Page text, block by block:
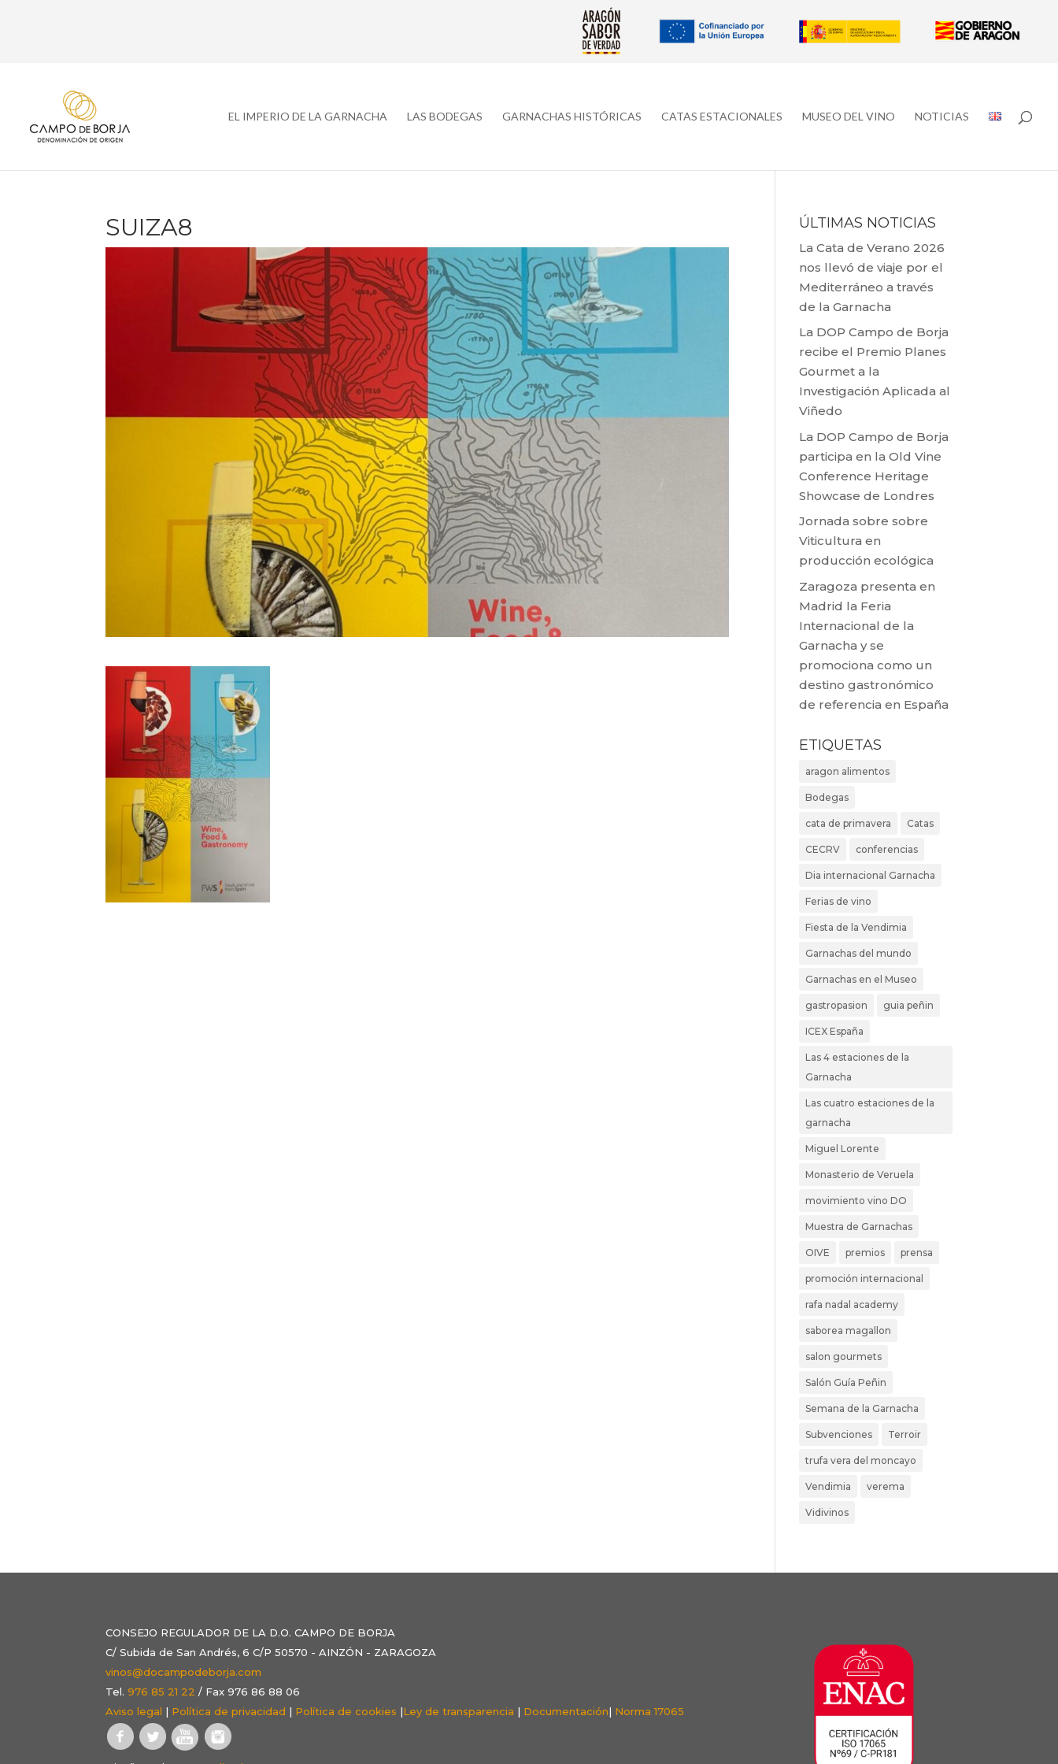
EL IMPERIO DE LA GARNACHA LAS BODEGAS GARNACHAS HISTÓRICAS CATAS ESTACIONALES MUSEO DEL VINO NOTICIAS
SUIZA8 ÚLTIMAS NOTICIAS
La Cata de Verano 2026
nos llevó de viaje por el
Mediterráneo a través
de la Garnacha
La DOP Campo de Borja
recibe el Premio Planes
Gourmet a la
Investigación Aplicada al
Viñedo
La DOP Campo de Borja
participa en la Old Vine
Conference Heritage
Showcase de Londres
Jornada sobre sobre
Viticultura en
producción ecológica
Zaragoza presenta en
Madrid la Feria
Internacional de la
Garnacha y se
promociona como un
destino gastronómico
de referencia en España
ETIQUETAS
aragon alimentos
Bodegas
cata de primavera Catas
CECRV conferencias
Dia internacional Garnacha
Ferias de vino
Fiesta de la Vendimia
Garnachas del mundo
Garnachas en el Museo
gastropasion guia peñin
ICEX España
Las 4 estaciones de la
Garnacha
Las cuatro estaciones de la
garnacha
Miguel Lorente
Monasterio de Veruela
movimiento vino DO
Muestra de Garnachas
OIVE premios prensa
promoción internacional
rafa nadal academy
saborea magallon
salon gourmets
Salón Guía Peñin
Semana de la Garnacha
Subvenciones Terroir
trufa vera del moncayo
Vendimia verema
Vidivinos
CONSEJO REGULADOR DE LA D.O. CAMPO DE BORJA
C/ Subida de San Andrés, 6 C/P 50570 - AINZÓN - ZARAGOZA
vinos@docampodeborja.com
Tel.976 85 21 22 / Fax 976 86 88 06
Aviso legal | Política de privacidad | Política de cookies |Ley de transparencia | Documentación| Norma 17065